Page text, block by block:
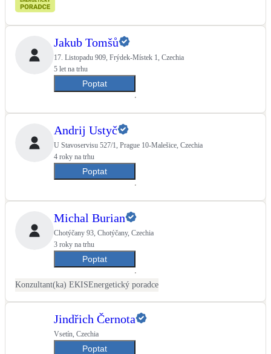
Jakub Tomšů
17. Listopadu 909, Frýdek-Místek 1, Czechia
5 let na trhu
Poptat
Andrij Ustyč
U Stavoservisu 527/1, Prague 10-Malešice, Czechia
4 roky na trhu
Poptat
Michal Burian
Chotýčany 93, Chotýčany, Czechia
3 roky na trhu
Poptat
Konzultant(ka) EKISEnergetický poradce
Jindřich Černota
Vsetín, Czechia
Poptat